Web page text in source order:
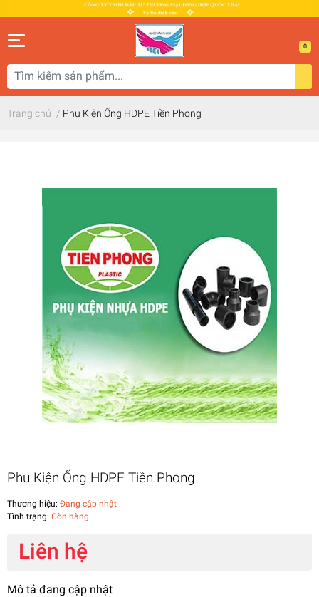
0
Trang chủ / Phụ Kiện Ống HDPE Tiền Phong
Phụ Kiện Ống HDPE Tiền Phong
Thương hiệu: Đang cập nhật
Tình trạng: Còn hàng
Liên hệ
Mô tả đang cập nhật